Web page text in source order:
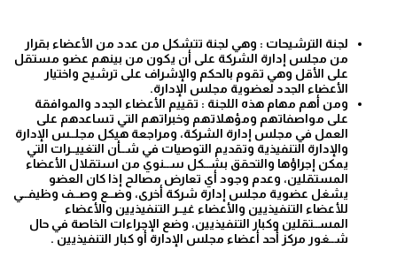
لجنة الترشيحات : وهي لجنة تتشكل من عدد من الأعضاء بقرار
من مجلس إدارة الشركة على أن يكون من بينهم عضو مستقل
على الأقل وهي تقوم بالحكم والإشراف على ترشيح واختيار
الأعضاء الجدد لعضوية مجلس الإدارة.
ومن أهم مهام هذه اللجنة : تقييم الأعضاء الجدد والموافقة
على مواصفاتهم ومؤهلاتهم وخبراتهم التي تساعدهم على
العمل في مجلس إدارة الشركة، ومراجعة هيكل مجلــس الإدارة
والإدارة التنفيذية وتقديم التوصيات في شــأن التغييــرات التي
يمكن إجراؤها والتحقق بشــكل ســنوي من استقلال الأعضاء
المستقلين، وعدم وجود أي تعارض مصالح إذا كان العضو
يشغل عضوية مجلس إدارة شركة أخرى، وضــع وصــف وظيفــي
للأعضاء التنفيذيين والأعضاء غيــر التنفيذيين والأعضاء
المســتقلين وكبار التنفيذيين، وضع الإجراءات الخاصة في حال
شــغور مركز أحد أعضاء مجلس الإدارة أو كبار التنفيذيين .